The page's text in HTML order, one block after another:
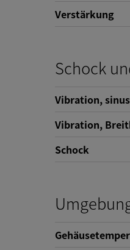
Verstärkung
Schock
Vibration,
Vibration,
Schock